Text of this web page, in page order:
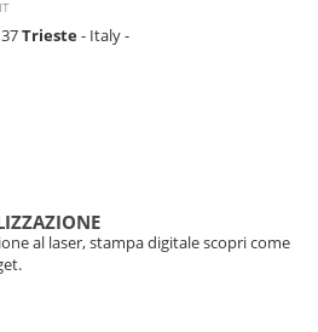
Trieste- Italy -
al laser, stampa digitale scopri come